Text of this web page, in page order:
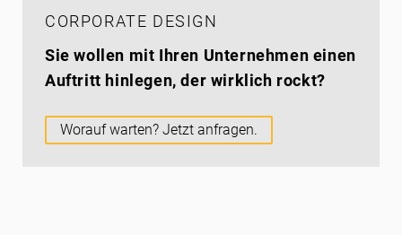
CORPORATE DESIGN
Sie wollen mit Ihren Unternehmen einen
Auftritt hinlegen, der wirklich rockt?
Worauf warten? Jetzt anfragen.